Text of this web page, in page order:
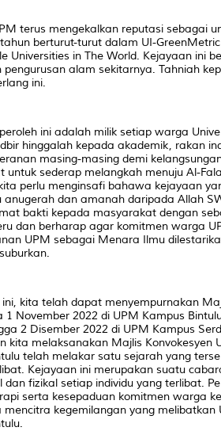
terus mengekalkan reputasi sebagai
berturut-turut dalam UI-
Universities in The World. Kejayaan ini
pengurusan alam sekitarnya. Tahniah
ini.
ini adalah milik setiap warga
hinggalah kepada akademik, rakan
masing-masing demi
untuk sederap melangkah menuju Al-
perlu menginsafi bahawa kejayaan
anugerah dan amanah daripada Allah
bakti kepada masyarakat dengan
dan berharap agar komitmen warga
UPM sebagai Menara Ilmu
kita telah dapat menyempurnakan
1 November 2022 di UPM Kampus
2 Disember 2022 di UPM Kampus
kita melaksanakan Majlis Konvokesyen
telah melakar satu sejarah yang
Kejayaan ini merupakan suatu
dan fizikal setiap individu yang terlibat.
serta kesepaduan komitmen warga
mencitra kegemilangan yang melibatkan